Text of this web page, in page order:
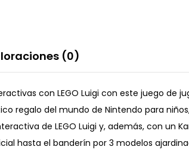
(0)
con LEGO Luigi con este juego de
regalo del mundo de Nintendo para
de LEGO Luigi y, además, con un
hasta el banderín por 3 modelos